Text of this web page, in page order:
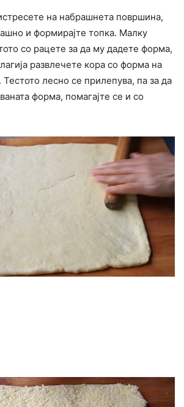
на набрашнета површина,
и формирајте топка. Малку
со рацете за да му дадете форма,
развлечете кора со форма на
лесно се прилепува, па за да
форма, помагајте се и со